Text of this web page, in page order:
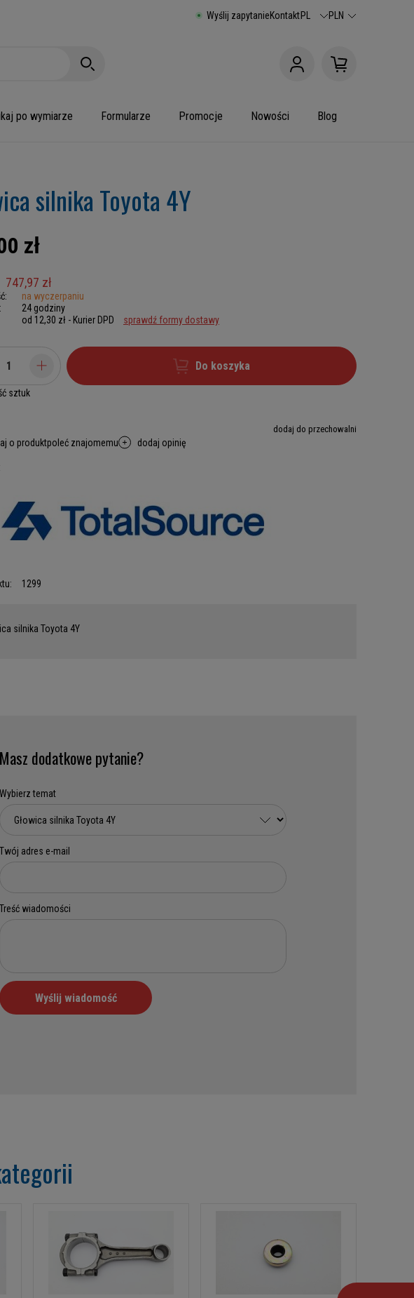
Wyślij zapytanieKontaktPL PLN
po wymiarze Formularze Promocje Nowości Blog
silnika Toyota 4Y
zł
747,97 zł
na wyczerpaniu
24 godziny
od 12,30 zł - Kurier DPD sprawdź formy dostawy
sztuk
Do koszyka
dodaj do przechowalni
o produktpoleć znajomemu dodaj opinię
1299
silnika Toyota 4Y
Masz dodatkowe pytanie?